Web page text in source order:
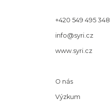
+420 549 495 348
info@syri.cz
www.syri.cz
O nás
Výzkum